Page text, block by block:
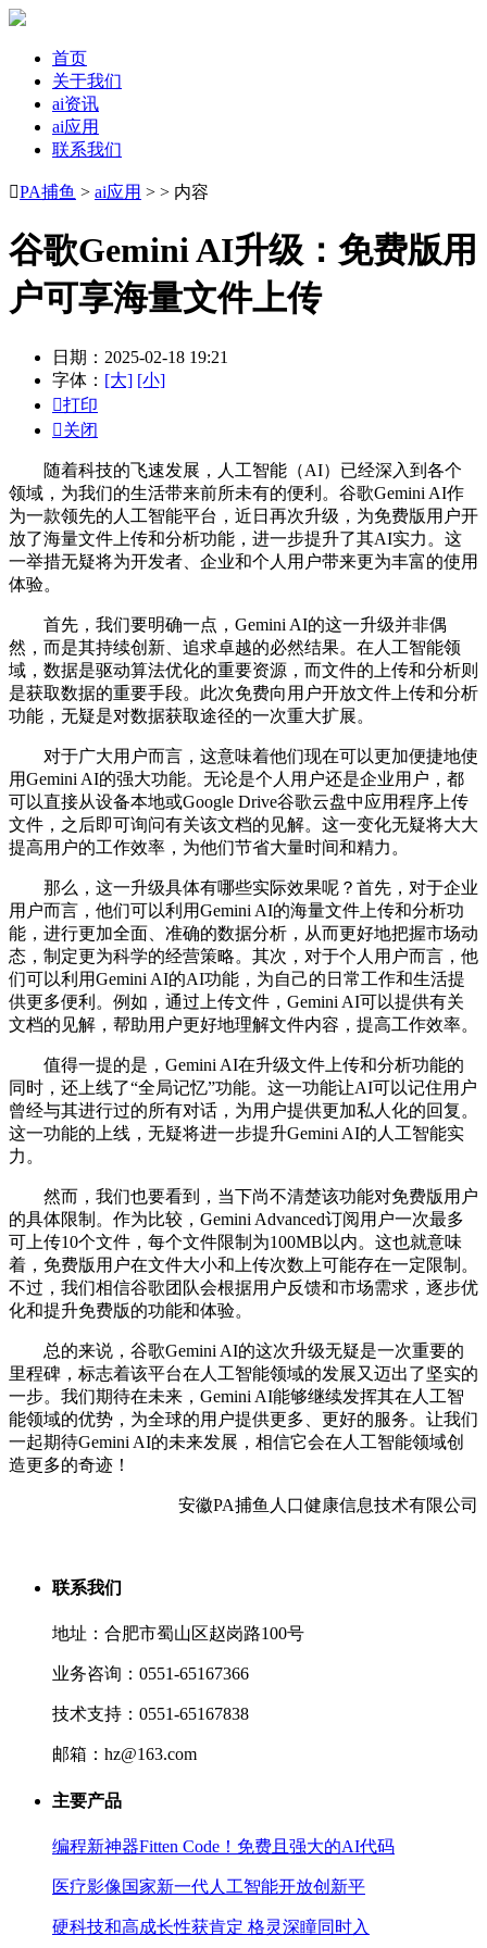
首页
关于我们
ai资讯
ai应用
联系我们
PA捕鱼 > ai应用 > > 内容
谷歌Gemini AI升级：免费版用
户可享海量文件上传
日期：2025-02-18 19:21
字体： [大] [小]
打印
关闭
随着科技的飞速发展，人工智能（AI）已经深入到各个
领域，为我们的生活带来前所未有的便利。谷歌Gemini AI作
为一款领先的人工智能平台，近日再次升级，为免费版用户开
放了海量文件上传和分析功能，进一步提升了其AI实力。这
一举措无疑将为开发者、企业和个人用户带来更为丰富的使用
体验。
首先，我们要明确一点，Gemini AI的这一升级并非偶
然，而是其持续创新、追求卓越的必然结果。在人工智能领
域，数据是驱动算法优化的重要资源，而文件的上传和分析则
是获取数据的重要手段。此次免费向用户开放文件上传和分析
功能，无疑是对数据获取途径的一次重大扩展。
对于广大用户而言，这意味着他们现在可以更加便捷地使
用Gemini AI的强大功能。无论是个人用户还是企业用户，都
可以直接从设备本地或Google Drive谷歌云盘中应用程序上传
文件，之后即可询问有关该文档的见解。这一变化无疑将大大
提高用户的工作效率，为他们节省大量时间和精力。
那么，这一升级具体有哪些实际效果呢？首先，对于企业
用户而言，他们可以利用Gemini AI的海量文件上传和分析功
能，进行更加全面、准确的数据分析，从而更好地把握市场动
态，制定更为科学的经营策略。其次，对于个人用户而言，他
们可以利用Gemini AI的AI功能，为自己的日常工作和生活提
供更多便利。例如，通过上传文件，Gemini AI可以提供有关
文档的见解，帮助用户更好地理解文件内容，提高工作效率。
值得一提的是，Gemini AI在升级文件上传和分析功能的
同时，还上线了“全局记忆”功能。这一功能让AI可以记住用户
曾经与其进行过的所有对话，为用户提供更加私人化的回复。
这一功能的上线，无疑将进一步提升Gemini AI的人工智能实
力。
然而，我们也要看到，当下尚不清楚该功能对免费版用户
的具体限制。作为比较，Gemini Advanced订阅用户一次最多
可上传10个文件，每个文件限制为100MB以内。这也就意味
着，免费版用户在文件大小和上传次数上可能存在一定限制。
不过，我们相信谷歌团队会根据用户反馈和市场需求，逐步优
化和提升免费版的功能和体验。
总的来说，谷歌Gemini AI的这次升级无疑是一次重要的
里程碑，标志着该平台在人工智能领域的发展又迈出了坚实的
一步。我们期待在未来，Gemini AI能够继续发挥其在人工智
能领域的优势，为全球的用户提供更多、更好的服务。让我们
一起期待Gemini AI的未来发展，相信它会在人工智能领域创
造更多的奇迹！
安徽PA捕鱼人口健康信息技术有限公司
联系我们
地址：合肥市蜀山区赵岗路100号
业务咨询：0551-65167366
技术支持：0551-65167838
邮箱：hz@163.com
主要产品
编程新神器Fitten Code！免费且强大的AI代码
医疗影像国家新一代人工智能开放创新平
硬科技和高成长性获肯定 格灵深瞳同时入